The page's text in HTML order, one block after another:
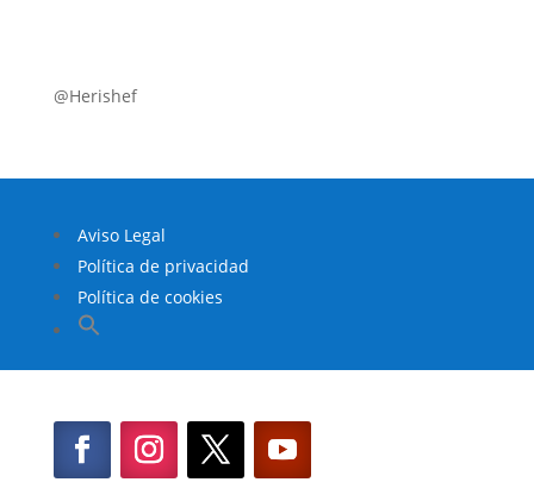
@Herishef
Aviso Legal
Política de privacidad
Política de cookies
Buscar:
Botón de búsqueda